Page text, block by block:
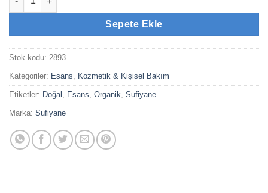
Sepete Ekle
Stok kodu: 2893
Kategoriler: Esans Kozmetik & Kişisel Bakım
Etiketler: Doğal Esans Organik Sufiyane
Marka: Sufiyane